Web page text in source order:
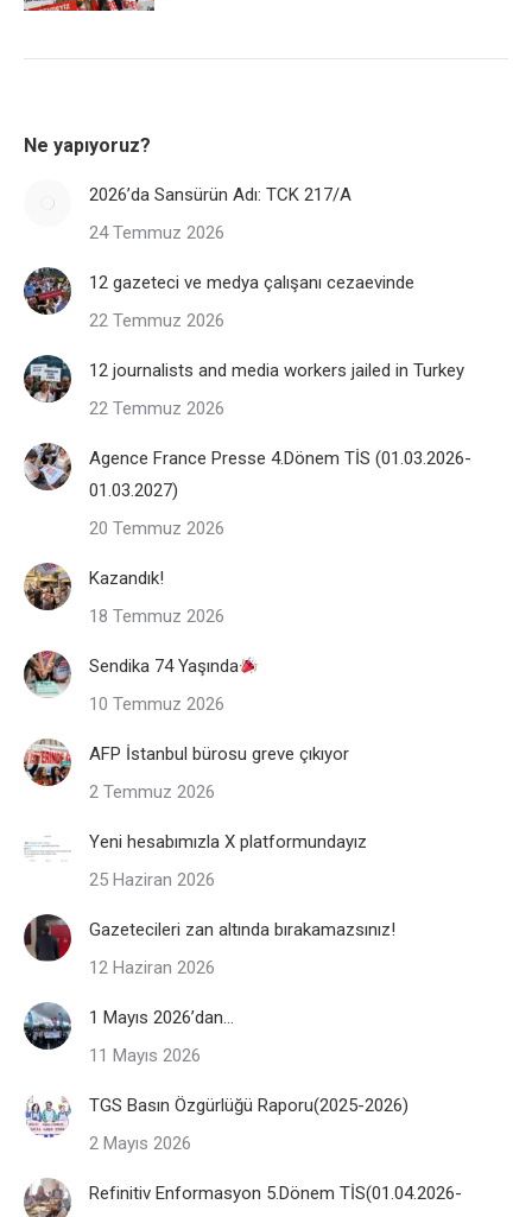
Ne yapıyoruz?
2026’da Sansürün Adı: TCK 217/A
24 Temmuz 2026
12 gazeteci ve medya çalışanı cezaevinde
22 Temmuz 2026
12 journalists and media workers jailed in Turkey
22 Temmuz 2026
Agence France Presse 4.Dönem TİS (01.03.2026-
01.03.2027)
20 Temmuz 2026
Kazandık!
18 Temmuz 2026
Sendika 74 Yaşında
10 Temmuz 2026
AFP İstanbul bürosu greve çıkıyor
2 Temmuz 2026
Yeni hesabımızla X platformundayız
25 Haziran 2026
Gazetecileri zan altında bırakamazsınız!
12 Haziran 2026
1 Mayıs 2026’dan…
11 Mayıs 2026
TGS Basın Özgürlüğü Raporu(2025-2026)
2 Mayıs 2026
Refinitiv Enformasyon 5.Dönem TİS(01.04.2026-